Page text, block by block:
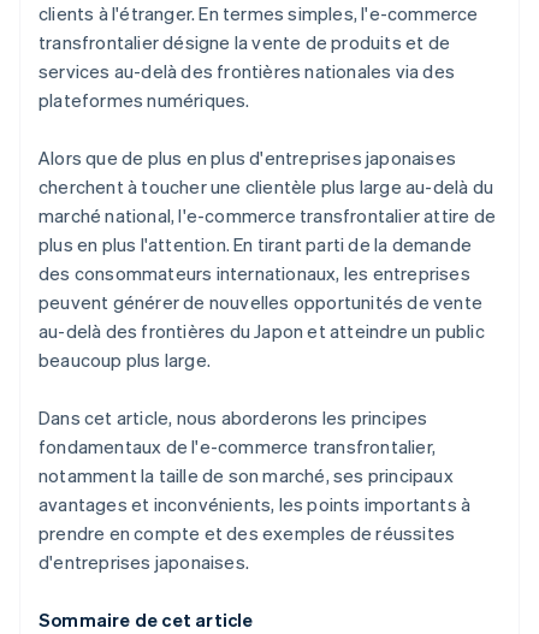
clients à l'étranger. En termes simples, l'e-commerce
transfrontalier désigne la vente de produits et de
services au-delà des frontières nationales via des
plateformes numériques.
Alors que de plus en plus d'entreprises japonaises
cherchent à toucher une clientèle plus large au-delà du
marché national, l'e-commerce transfrontalier attire de
plus en plus l'attention. En tirant parti de la demande
des consommateurs internationaux, les entreprises
peuvent générer de nouvelles opportunités de vente
au-delà des frontières du Japon et atteindre un public
beaucoup plus large.
Dans cet article, nous aborderons les principes
fondamentaux de l'e-commerce transfrontalier,
notamment la taille de son marché, ses principaux
avantages et inconvénients, les points importants à
prendre en compte et des exemples de réussites
d'entreprises japonaises.
Sommaire de cet article